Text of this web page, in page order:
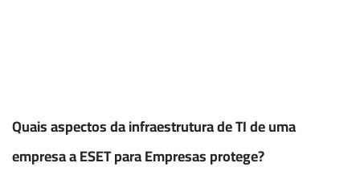
Quais aspectos da infraestrutura de TI de uma
empresa a ESET para Empresas protege?